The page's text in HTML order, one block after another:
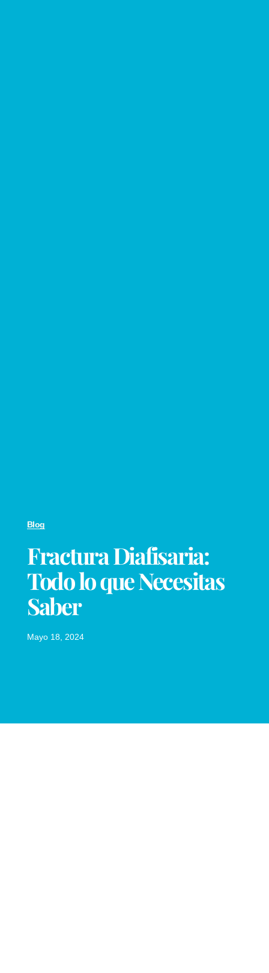
Blog
Fractura Diafisaria:
Todo lo que Necesitas
Saber
Mayo 18, 2024